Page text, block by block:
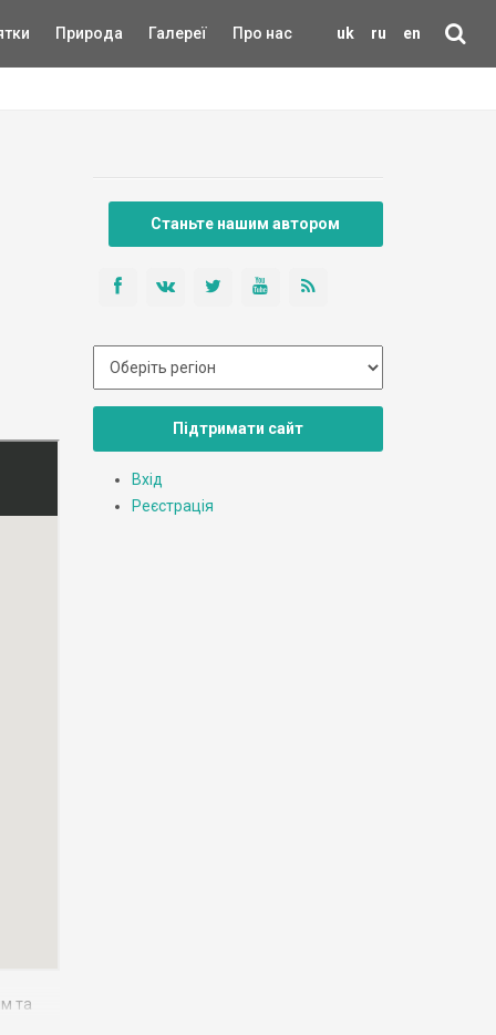
uk ru en
Природа Галереї Про нас
та
Станьте нашим автором
Підтримати сайт
Вхід
Реєстрація